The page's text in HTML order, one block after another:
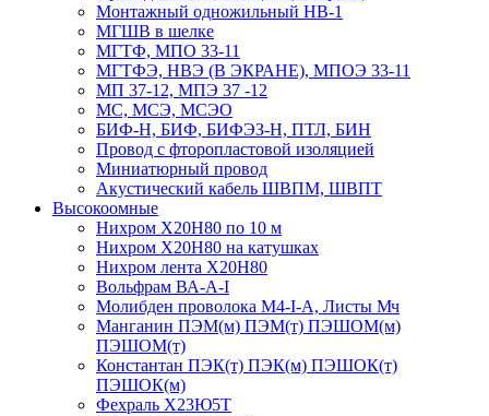
Монтажный одножильный HB-1
МГШВ в шелке
МГТФ, МПО 33-11
МГТФЭ, НВЭ (В ЭКРАНЕ), МПОЭ 33-11
МП 37-12, МПЭ 37 -12
МС, МСЭ, МСЭО
БИФ-Н, БИФ, БИФЭЗ-Н, ПТЛ, БИН
Провод с фторопластовой изоляцией
Миниатюрный провод
Акустический кабель ШВПМ, ШВПТ
Высокоомные
Нихром Х20Н80 по 10 м
Нихром Х20Н80 на катушках
Нихром лента Х20Н80
Вольфрам ВА-А-I
Молибден проволока М4-I-А, Листы Мч
Манганин ПЭМ(м) ПЭМ(т) ПЭШОМ(м)
ПЭШОМ(т)
Константан ПЭК(т) ПЭК(м) ПЭШОК(т)
ПЭШОК(м)
Фехраль Х23Ю5Т